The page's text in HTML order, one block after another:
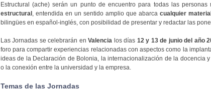
Estructural (ache) serán un punto de encuentro para todas las
estructural , entendida en un sentido amplio que abarca cualquier
bilingües en español-inglés, con posibilidad de presentar y redactar las
Las Jornadas se celebrarán en Valencia los días 12 y 13 de junio del año
foro para compartir experiencias relacionadas con aspectos como la
ideas de la Declaración de Bolonia, la internacionalización de la docencia
o la conexión entre la universidad y la empresa.
Temas de las Jornadas